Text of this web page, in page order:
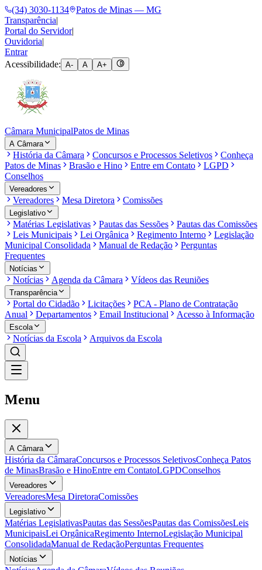
(34) 3030-1134
Patos de Minas — MG
Transparência|
Portal do Servidor|
Ouvidoria|
Entrar
Acessibilidade: A- A A+
Câmara MunicipalPatos de Minas
A Câmara
História da Câmara Concursos e Processos Seletivos
Conheça
Patos de Minas
Brasão e Hino Entre em Contato
LGPD
Conselhos
Vereadores
Vereadores Mesa Diretora Comissões
Legislativo
Matérias Legislativas Pautas das Sessões
Pautas das Comissões
Leis Municipais
Lei Orgânica Regimento Interno
Legislação
Municipal Consolidada
Manual de Redação
Perguntas
Frequentes
Notícias
Notícias Agenda da Câmara Vídeos das Reuniões
Transparência
Portal do Cidadão Licitações
PCA - Plano de Contratação
Anual
Departamentos Email Institucional Acesso à Informação
Escola
Notícias da Escola Arquivos da Escola
Menu
A Câmara
História da CâmaraConcursos e Processos SeletivosConheça Patos
de MinasBrasão e HinoEntre em ContatoLGPDConselhos
Vereadores
VereadoresMesa DiretoraComissões
Legislativo
Matérias LegislativasPautas das SessõesPautas das ComissõesLeis
MunicipaisLei OrgânicaRegimento InternoLegislação Municipal
ConsolidadaManual de RedaçãoPerguntas Frequentes
Notícias